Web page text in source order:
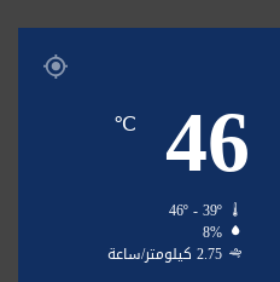
46
℃
46º - 39º
8%
2.75 كيلومتر/ساعة